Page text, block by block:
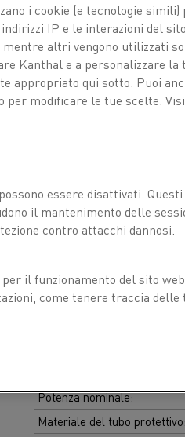
Potenza nominale:
Materiale del tubo protettivo:
i cookie (e tecnologie
IP e le interazioni del
altri vengono utilizzati
Kanthal e a personalizzare
qui sotto. Puoi
per modificare le tue scelte.
essere disattivati.
il mantenimento delle
contro attacchi dannosi.
il funzionamento del sito
come tenere traccia